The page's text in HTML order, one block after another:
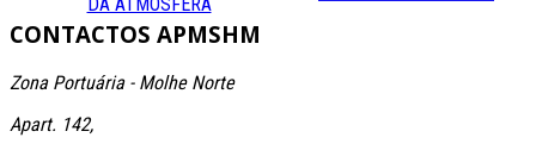
CONTACTOS APMSHM
Zona Portuária - Molhe Norte
Apart. 142,